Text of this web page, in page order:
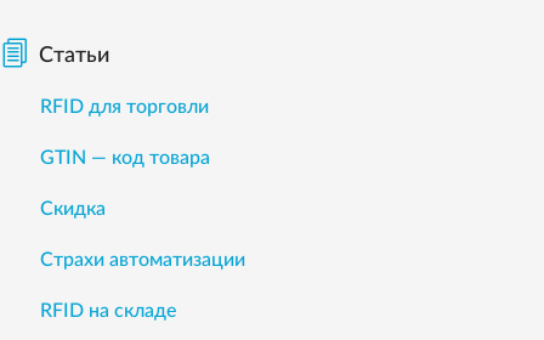
Статьи
RFID для торговли
GTIN — код товара
Скидка
Страхи автоматизации
RFID на складе